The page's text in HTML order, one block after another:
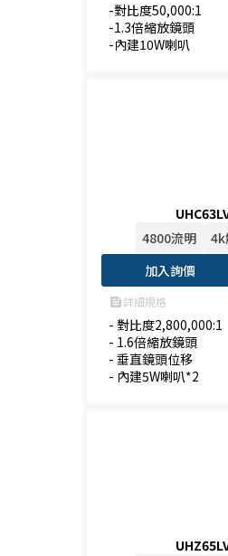
-對比度50,000:1
-1.3倍縮放鏡頭
-內建10W喇叭
4800流明
4k
加入詢價
feed詳細規格
- 對比度2,800,000:1
- 1.6倍縮放鏡頭
- 垂直鏡頭位移
- 內建5W喇叭*2